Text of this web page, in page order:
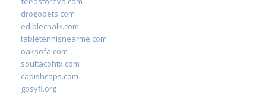
drogopets.com
ediblechalk.com
tabletennisnearme.com
oaksofa.com
soultacohtx.com
capishcaps.com
gpsyfl.org